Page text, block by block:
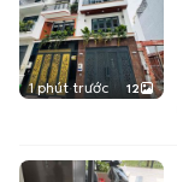
1 phút trước 12